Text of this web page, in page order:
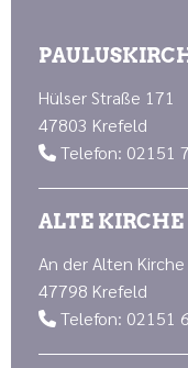
Hülser Straße 171
47803 Krefeld
 Telefon: 02151
ALTE KIRCHE
An der Alten Kirche
47798 Krefeld
 Telefon: 02151